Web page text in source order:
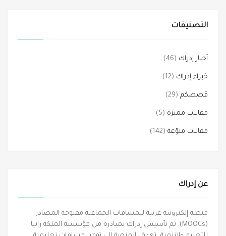
التصنيفات
أخبار إدراك (46)
خبراء إدراك (12)
قصصكم (29)
مقالات مميزة (5)
مقالات منوّعة (142)
عن إدراك
منصة إلكترونية عربية للمساقات الجماعية مفتوحة المصادر
(MOOCs). تم تأسيس إدراك بمبادرة من مؤسسة الملكة رانيا